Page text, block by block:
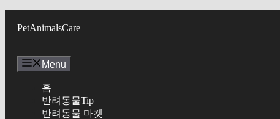
PetAnimalsCare
Menu
홈
반려동물Tip
반려동물 마켓